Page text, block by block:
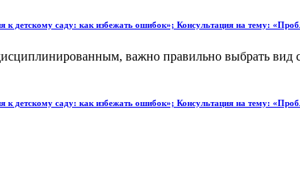
детскому саду: как избежать ошибок»; Консультация на тему:
важно правильно выбрать вид
детскому саду: как избежать ошибок»; Консультация на тему: